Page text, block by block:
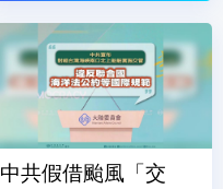
中共假借颱風「交